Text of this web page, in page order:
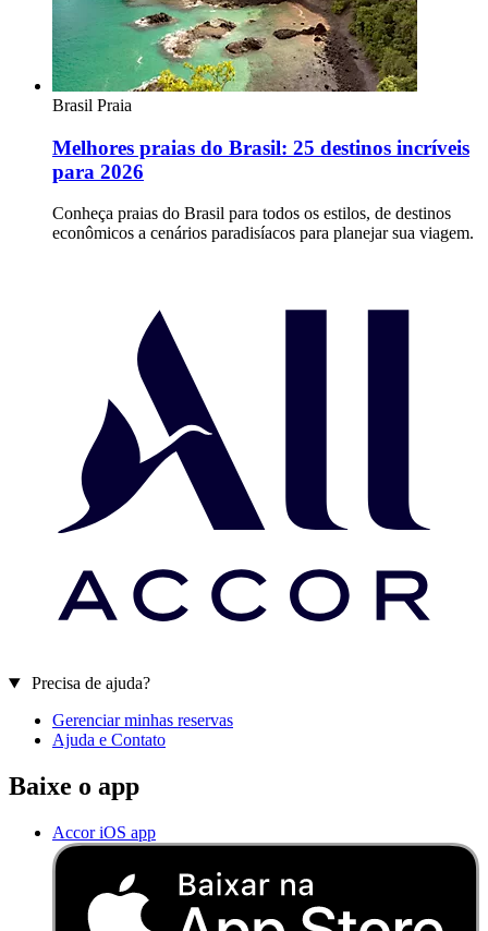
Brasil Praia
Melhores praias do Brasil: 25 destinos incríveis
para 2026
Conheça praias do Brasil para todos os estilos, de destinos
econômicos a cenários paradisíacos para planejar sua viagem.
Precisa de ajuda?
Gerenciar minhas reservas
Ajuda e Contato
Baixe o app
Accor iOS app